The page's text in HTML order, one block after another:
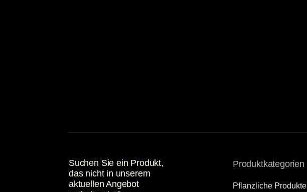
Suchen Sie ein Produkt,
das nicht in unserem
aktuellen Angebot
Produktkategorien
Pflanzliche Produkte